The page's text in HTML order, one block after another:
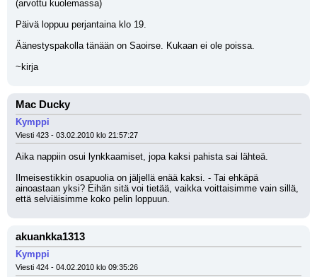
(arvottu kuolemassa)
Päivä loppuu perjantaina klo 19.
Äänestyspakolla tänään on Saoirse. Kukaan ei ole poissa.
~kirja
Mac Ducky
Kymppi
Viesti 423 - 03.02.2010 klo 21:57:27
Aika nappiin osui lynkkaamiset, jopa kaksi pahista sai lähteä.
Ilmeisestikkin osapuolia on jäljellä enää kaksi. - Tai ehkäpä
ainoastaan yksi? Eihän sitä voi tietää, vaikka voittaisimme vain sillä,
että selviäisimme koko pelin loppuun.
akuankka1313
Kymppi
Viesti 424 - 04.02.2010 klo 09:35:26